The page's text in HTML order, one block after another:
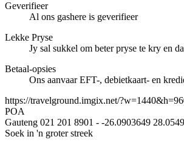
Geverifieer
Al ons gashere is geverifieer
Lekke Pryse
Jy sal sukkel om beter pryse te kry en
Betaal-opsies
Ons aanvaar EFT-, debietkaart- en
https://travelground.imgix.net/
POA
Gauteng 021 201 8901 - -26.0903649
Soek in 'n groter streek